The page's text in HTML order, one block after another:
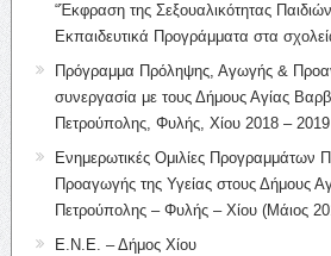
“Έκφραση της Σεξουαλικότητας
Εκπαιδευτικά Προγράμματα στα
Πρόγραμμα Πρόληψης, Αγωγής &
συνεργασία με τους Δήμους Αγίας
Πετρούπολης, Φυλής, Χίου 2018 – 2019
Ενημερωτικές Ομιλίες
Προαγωγής της Υγείας στους Δήμους
Πετρούπολης – Φυλής – Χίου (Μάιος
Ε.Ν.Ε. – Δήμος Χίου